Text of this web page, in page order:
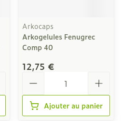
Arkocaps
Arkogelules Fenugrec
Comp 40
12,75 €
Ajouter au panier